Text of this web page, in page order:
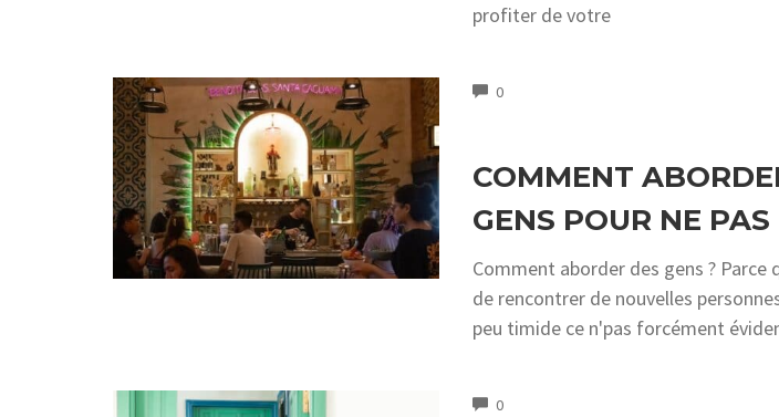
profiter de votre
0COMMENTS
COMMENT
GENS POUR NE PAS
Comment aborder des gens ? Parce
de rencontrer de nouvelles
peu timide ce n'pas forcément
0COMMENTS